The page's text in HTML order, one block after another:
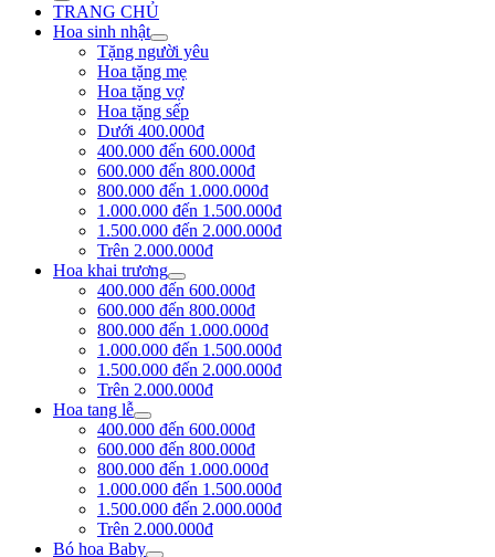
TRANG CHỦ
Hoa sinh nhật
Tặng người yêu
Hoa tặng mẹ
Hoa tặng vợ
Hoa tặng sếp
Dưới 400.000đ
400.000 đến 600.000đ
600.000 đến 800.000đ
800.000 đến 1.000.000đ
1.000.000 đến 1.500.000đ
1.500.000 đến 2.000.000đ
Trên 2.000.000đ
Hoa khai trương
400.000 đến 600.000đ
600.000 đến 800.000đ
800.000 đến 1.000.000đ
1.000.000 đến 1.500.000đ
1.500.000 đến 2.000.000đ
Trên 2.000.000đ
Hoa tang lễ
400.000 đến 600.000đ
600.000 đến 800.000đ
800.000 đến 1.000.000đ
1.000.000 đến 1.500.000đ
1.500.000 đến 2.000.000đ
Trên 2.000.000đ
Bó hoa Baby